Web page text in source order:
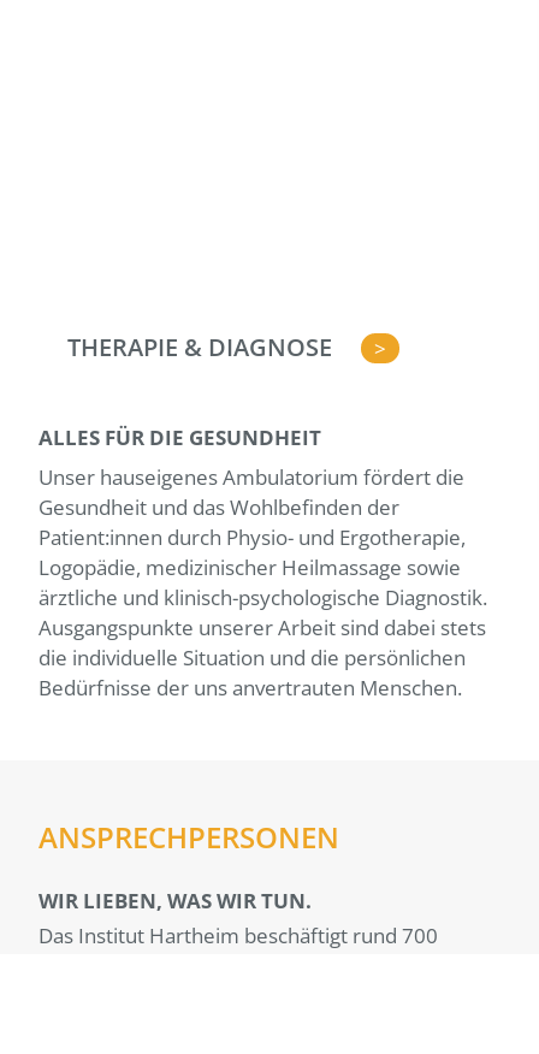
THERAPIE & DIAGNOSE >
ALLES FÜR DIE GESUNDHEIT
Unser hauseigenes Ambulatorium fördert die
Gesundheit und das Wohlbefinden der
Patient:innen durch Physio- und Ergotherapie,
Logopädie, medizinischer Heilmassage sowie
ärztliche und klinisch-psychologische Diagnostik.
Ausgangspunkte unserer Arbeit sind dabei stets
die individuelle Situation und die persönlichen
Bedürfnisse der uns anvertrauten Menschen.
ANSPRECHPERSONEN
WIR LIEBEN, WAS WIR TUN.
Das Institut Hartheim beschäftigt rund 700